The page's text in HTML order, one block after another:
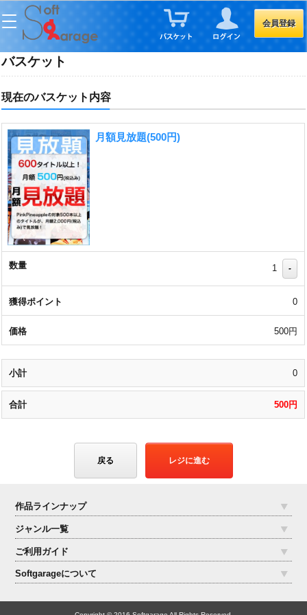
会員登録
バスケット
現在のバスケット内容
月額見放題(500円)
1 -
0
500円
0
500円
戻る レジに進む
作品ラインナップ
ジャンル一覧
ご利用ガイド
Softgarageについて